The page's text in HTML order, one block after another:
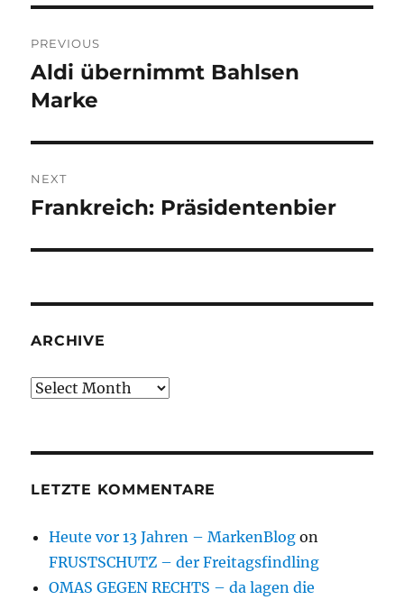
navigation
PREVIOUS
Previous
post:
Aldi übernimmt Bahlsen
Marke
NEXT
Next
Frankreich: Präsidentenbier
ARCHIVE
Archive
LETZTE KOMMENTARE
Heute vor 13 Jahren – MarkenBlog on
FRUSTSCHUTZ – der Freitagsfindling
OMAS GEGEN RECHTS – da lagen die